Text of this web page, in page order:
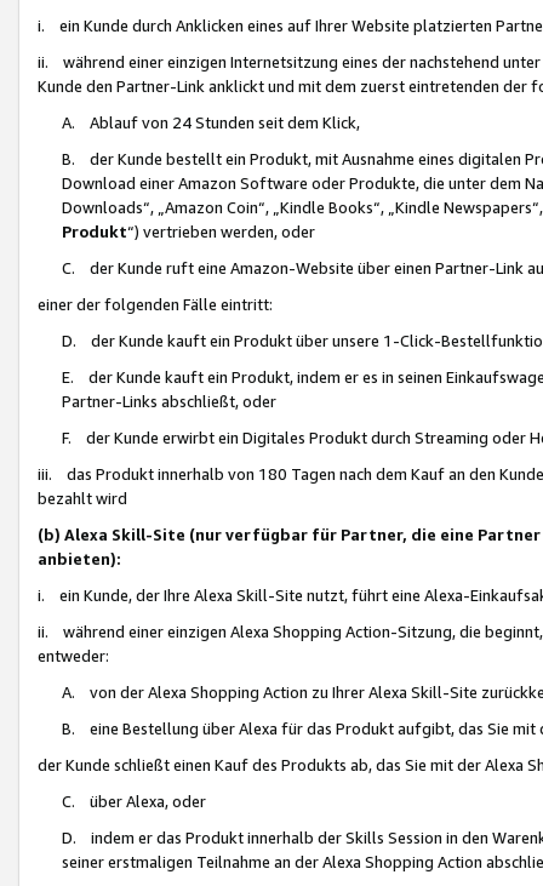
i. ein Kunde durch Anklicken eines auf Ihrer Website platzierten
ii. während einer einzigen Internetsitzung eines der nachstehend
Kunde den Partner-Link anklickt und mit dem zuerst eintretenden der
A. Ablauf von 24 Stunden seit dem Klick,
B. der Kunde bestellt ein Produkt, mit Ausnahme eines digitalen
Download einer Amazon Software oder Produkte, die unter dem
Downloads“, „Amazon Coin“, „Kindle Books“, „Kindle
Produkt“) vertrieben werden, oder
C. der Kunde ruft eine Amazon-Website über einen Partner-Link
einer der folgenden Fälle eintritt:
D. der Kunde kauft ein Produkt über unsere 1-Click-
E. der Kunde kauft ein Produkt, indem er es in seinen
Partner-Links abschließt, oder
F. der Kunde erwirbt ein Digitales Produkt durch Streaming oder
iii. das Produkt innerhalb von 180 Tagen nach dem Kauf an den
bezahlt wird
(b) Alexa Skill-Site (nur verfügbar für Partner, die eine
anbieten):
i. ein Kunde, der Ihre Alexa Skill-Site nutzt, führt eine Alexa-
ii. während einer einzigen Alexa Shopping Action-Sitzung, die
entweder:
A. von der Alexa Shopping Action zu Ihrer Alexa Skill-Site
B. eine Bestellung über Alexa für das Produkt aufgibt, das Sie mit
der Kunde schließt einen Kauf des Produkts ab, das Sie mit der Alexa
C. über Alexa, oder
D. indem er das Produkt innerhalb der Skills Session in den
seiner erstmaligen Teilnahme an der Alexa Shopping Action